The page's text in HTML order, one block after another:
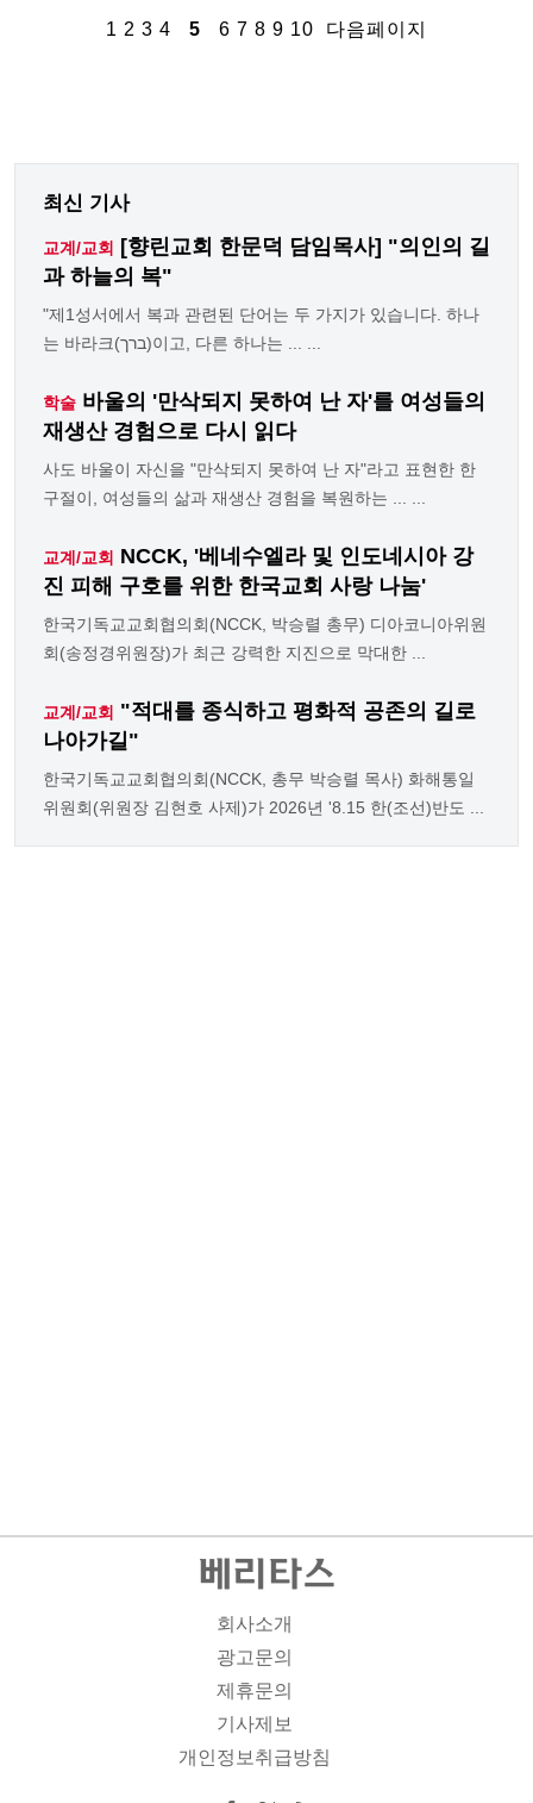
1 2 3 4 5 6 7 8 9 10 다음페이지
최신 기사
교계/교회
[향린교회 한문덕 담임목사] "의인의 길
과 하늘의 복"
"제1성서에서 복과 관련된 단어는 두 가지가 있습니다. 하나
는 바라크(ברך)이고, 다른 하나는 ... ...
학술 바울의 '만삭되지 못하여 난 자'를 여성들의
재생산 경험으로 다시 읽다
사도 바울이 자신을 "만삭되지 못하여 난 자"라고 표현한 한
구절이, 여성들의 삶과 재생산 경험을 복원하는 ... ...
교계/교회 NCCK, '베네수엘라 및 인도네시아 강
진 피해 구호를 위한 한국교회 사랑 나눔'
한국기독교교회협의회(NCCK, 박승렬 총무) 디아코니아위원
회(송정경위원장)가 최근 강력한 지진으로 막대한 ...
교계/교회 "적대를 종식하고 평화적 공존의 길로
나아가길"
한국기독교교회협의회(NCCK, 총무 박승렬 목사) 화해통일
위원회(위원장 김현호 사제)가 2026년 '8.15 한(조선)반도 ...
회사소개
광고문의
제휴문의
기사제보
개인정보취급방침